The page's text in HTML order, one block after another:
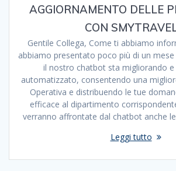
AGGIORNAMENTO DELLE
CON
Gentile Collega, Come ti abbiamo
abbiamo presentato poco più di un
il nostro chatbot sta migliorando e
automatizzato, consentendo una
Operativa e distribuendo le tue
efficace al dipartimento
verranno affrontate dal chatbot anche
Leggi tutto